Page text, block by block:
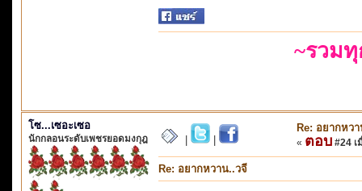
~รวม
โซ...เซอะเซอ
นักกลอนระดับเพชรยอดมงกุฎ
Re: อยากหว
« ตอบ #24 เ
Re: อยากหวาน..วจี